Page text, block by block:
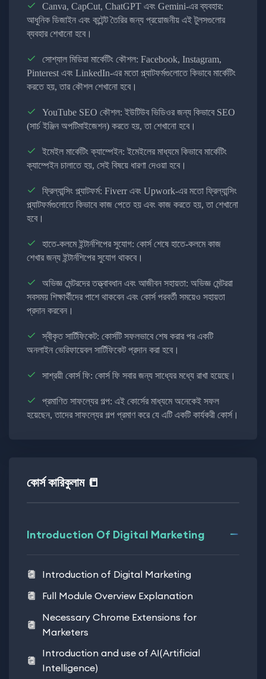
Canva, CapCut, ChatGPT এবং Gemini-এর ব্যবহার:
আধুনিক ডিজাইন এবং কন্টেন্ট তৈরির জন্য প্রয়োজনীয় এই টুলসগুলোর
ব্যবহার শেখানো হবে।
সোশ্যাল মিডিয়া মার্কেটিং কৌশল: Facebook, Instagram,
Pinterest এবং LinkedIn-এর মতো প্ল্যাটফর্মগুলোতে কিভাবে মার্কেটিং
করতে হয়, তার কৌশল শেখানো হবে।
YouTube SEO কৌশল: ইউটিউব ভিডিওর জন্য কিভাবে SEO
(সার্চ ইঞ্জিন অপটিমাইজেশন) করতে হয়, তা শেখানো হবে।
ইমেইল মার্কেটিং ক্যাম্পেইন: ইমেইলের মাধ্যমে কিভাবে মার্কেটিং
ক্যাম্পেইন চালাতে হয়, সেই বিষয়ে ধারণা দেওয়া হবে।
ফ্রিল্যান্সিং প্ল্যাটফর্ম: Fiverr এবং Upwork-এর মতো ফ্রিল্যান্সিং
প্ল্যাটফর্মগুলোতে কিভাবে কাজ পেতে হয় এবং কাজ করতে হয়, তা শেখানো
হবে।
হাতে-কলমে ইন্টার্নশিপের সুযোগ: কোর্স শেষে হাতে-কলমে কাজ
শেখার জন্য ইন্টার্নশিপের সুযোগ থাকবে।
অভিজ্ঞ মেন্টরদের তত্ত্বাবধান এবং আজীবন সহায়তা: অভিজ্ঞ মেন্টররা
সবসময় শিক্ষার্থীদের পাশে থাকবেন এবং কোর্স পরবর্তী সময়েও সহায়তা
প্রদান করবেন।
স্বীকৃত সার্টিফিকেট: কোর্সটি সফলভাবে শেষ করার পর একটি
অনলাইন ভেরিফায়েবল সার্টিফিকেট প্রদান করা হবে।
সাশ্রয়ী কোর্স ফি: কোর্স ফি সবার জন্য সাধ্যের মধ্যে রাখা হয়েছে।
প্রমাণিত সাফল্যের গল্প: এই কোর্সের মাধ্যমে অনেকেই সফল
হয়েছেন, তাদের সাফল্যের গল্প প্রমাণ করে যে এটি একটি কার্যকরী কোর্স।
কোর্স কারিকুলাম 📒
Introduction Of Digital Marketing
Introduction of Digital Marketing
Full Module Overview Explanation
Necessary Chrome Extensions for
Marketers
Introduction and use of AI(Artificial
Intelligence)